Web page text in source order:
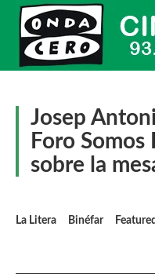
Josep
Foro
sobre la
La Litera Binéfar Featured